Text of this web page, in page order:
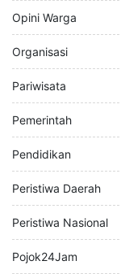
Opini Warga
Organisasi
Pariwisata
Pemerintah
Pendidikan
Peristiwa Daerah
Peristiwa Nasional
Pojok24Jam